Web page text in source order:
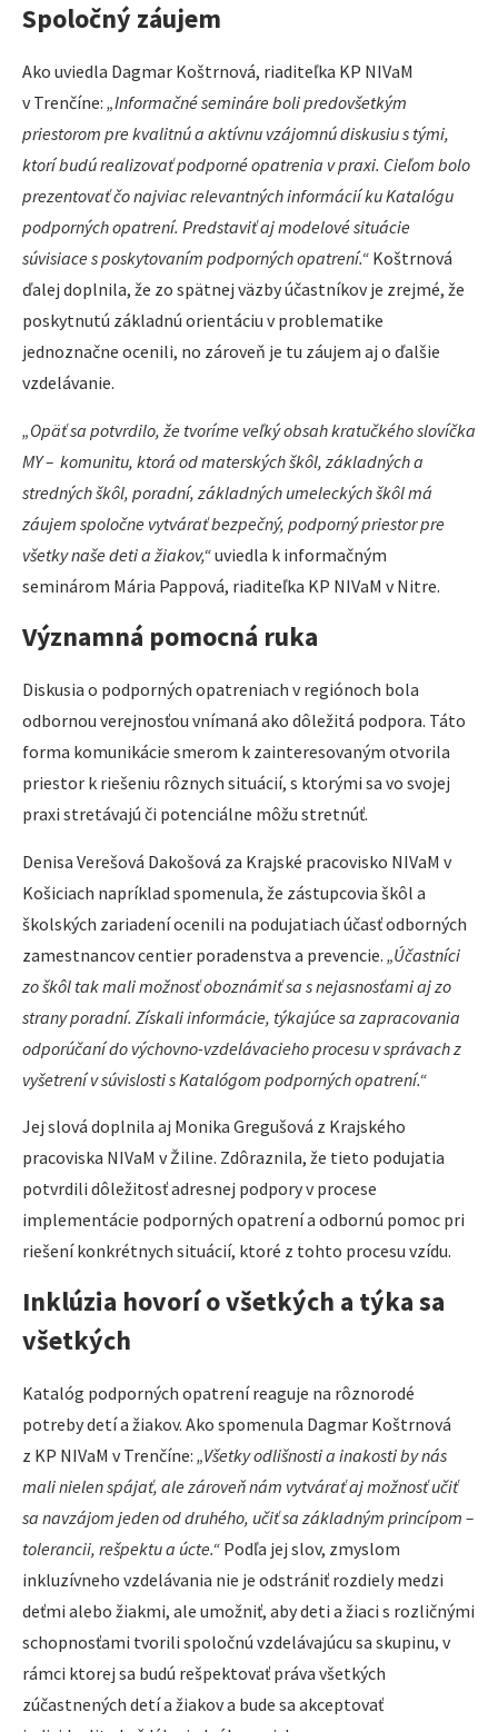
Spoločný záujem
Ako uviedla Dagmar Koštrnová, riaditeľka KP NIVaM
v Trenčíne: „Informačné semináre boli predovšetkým
priestorom pre kvalitnú a aktívnu vzájomnú diskusiu s tými,
ktorí budú realizovať podporné opatrenia v praxi. Cieľom bolo
prezentovať čo najviac relevantných informácií ku Katalógu
podporných opatrení. Predstaviť aj modelové situácie
súvisiace s poskytovaním podporných opatrení.“ Koštrnová
ďalej doplnila, že zo spätnej väzby účastníkov je zrejmé, že
poskytnutú základnú orientáciu v problematike
jednoznačne ocenili, no zároveň je tu záujem aj o ďalšie
vzdelávanie.
„Opäť sa potvrdilo, že tvoríme veľký obsah kratučkého slovíčka
MY – komunitu, ktorá od materských škôl, základných a
stredných škôl, poradní, základných umeleckých škôl má
záujem spoločne vytvárať bezpečný, podporný priestor pre
všetky naše deti a žiakov,“uviedla k informačným
seminárom Mária Pappová, riaditeľka KP NIVaM v Nitre.
Významná pomocná ruka
Diskusia o podporných opatreniach v regiónoch bola
odbornou verejnosťou vnímaná ako dôležitá podpora. Táto
forma komunikácie smerom k zainteresovaným otvorila
priestor k riešeniu rôznych situácií, s ktorými sa vo svojej
praxi stretávajú či potenciálne môžu stretnúť.
Denisa Verešová Dakošová za Krajské pracovisko NIVaM v
Košiciach napríklad spomenula, že zástupcovia škôl a
školských zariadení ocenili na podujatiach účasť odborných
zamestnancov centier poradenstva a prevencie. „Účastníci
zo škôl tak mali možnosť oboznámiť sa s nejasnosťami aj zo
strany poradní. Získali informácie, týkajúce sa zapracovania
odporúčaní do výchovno-vzdelávacieho procesu v správach z
vyšetrení v súvislosti s Katalógom podporných opatrení.“
Jej slová doplnila aj Monika Gregušová z Krajského
pracoviska NIVaM v Žiline. Zdôraznila, že tieto podujatia
potvrdili dôležitosť adresnej podpory v procese
implementácie podporných opatrení a odbornú pomoc pri
riešení konkrétnych situácií, ktoré z tohto procesu vzídu.
Inklúzia hovorí o všetkých a týka sa
všetkých
Katalóg podporných opatrení reaguje na rôznorodé
potreby detí a žiakov. Ako spomenula Dagmar Koštrnová
z KP NIVaM v Trenčíne: „Všetky odlišnosti a inakosti by nás
mali nielen spájať, ale zároveň nám vytvárať aj možnosť učiť
sa navzájom jeden od druhého, učiť sa základným princípom –
tolerancii, rešpektu a úcte.“ Podľa jej slov, zmyslom
inkluzívneho vzdelávania nie je odstrániť rozdiely medzi
deťmi alebo žiakmi, ale umožniť, aby deti a žiaci s rozličnými
schopnosťami tvorili spoločnú vzdelávajúcu sa skupinu, v
rámci ktorej sa budú rešpektovať práva všetkých
zúčastnených detí a žiakov a bude sa akceptovať